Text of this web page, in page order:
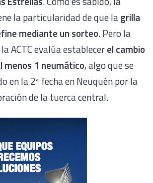
la particularidad de que lagrilla
mediante un sorteo. Pero la
ACTC evalúa establecerel cambio
menos 1 neumático, algo que se
en la 2ª fecha en Neuquén por la
de la tuerca central.